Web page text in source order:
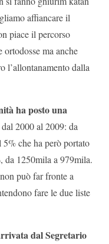
affiancare il
piace il percorso
ma anche
l’allontanamento dalla
ha posto una
2000 al 2009: da
che ha però portato
da 1250mila a 979mila.
può far fronte a
fare le due liste
dal Segretario